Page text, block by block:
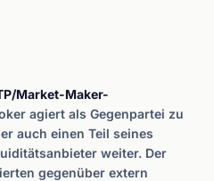
Market-Maker-
agiert als Gegenpartei zu
auch einen Teil seines
weiter. Der
gegenüber extern